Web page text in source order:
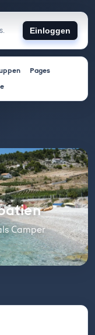
Einloggen
Pages
Camper